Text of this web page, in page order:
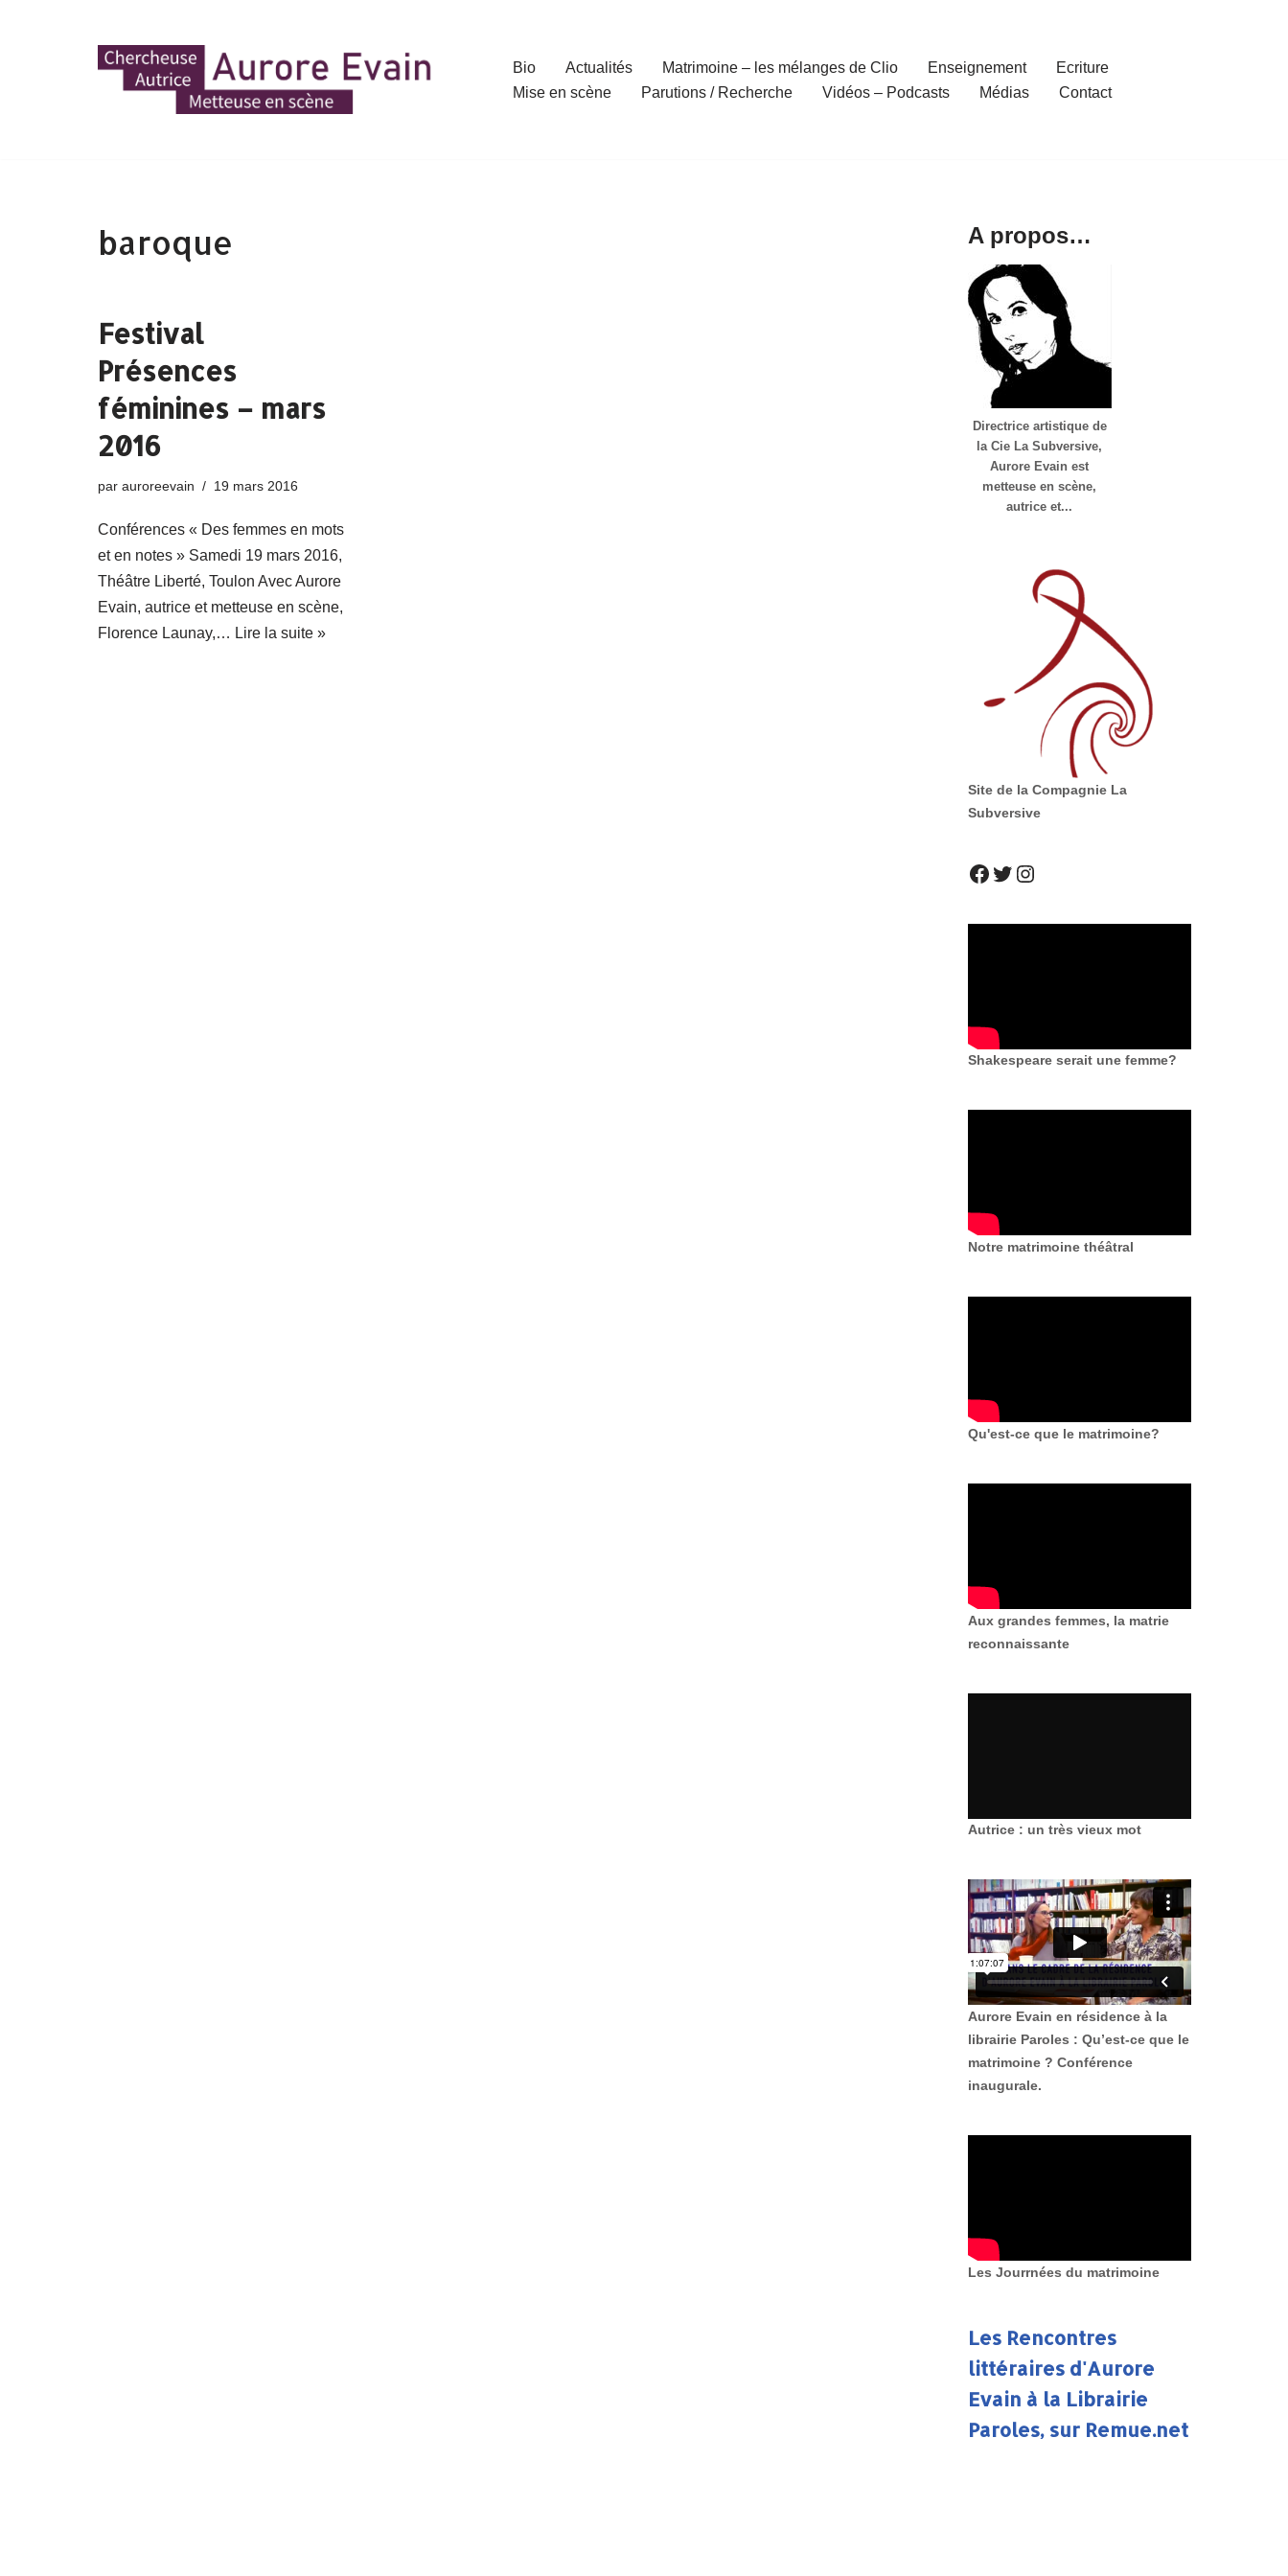
Bio Actualités Matrimoine – les mélanges de Clio Enseignement
Ecriture
Mise en scène
Parutions / Recherche Vidéos – Podcasts Médias Contact
baroque
Festival
Présences
féminines – mars
2016
par auroreevain 19 mars 2016
Conférences « Des femmes en mots
et en notes » Samedi 19 mars 2016,
Théâtre Liberté, Toulon Avec Aurore
Evain, autrice et metteuse en scène,
Florence Launay,… Lire la suite »
A propos…
Directrice artistique de
la Cie La Subversive,
Aurore Evain est
metteuse en scène,
autrice et...
Site de la Compagnie La
Subversive
Shakespeare serait une femme?
Notre matrimoine théâtral
Qu'est-ce que le matrimoine?
Aux grandes femmes, la matrie
reconnaissante
Autrice : un très vieux mot
Aurore Evain en résidence à la
librairie Paroles : Qu’est-ce que le
matrimoine ? Conférence
inaugurale.
Les Jourrnées du matrimoine
Les Rencontres
littéraires d'Aurore
Evain à la Librairie
Paroles, sur Remue.net